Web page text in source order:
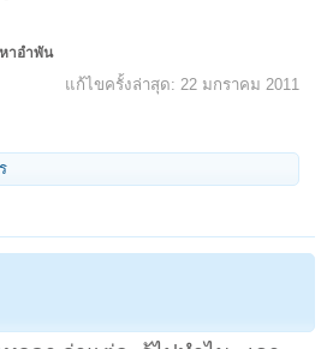
าอำพัน
แก้ไขครั้งล่าสุด: 22 มกราคม 2011